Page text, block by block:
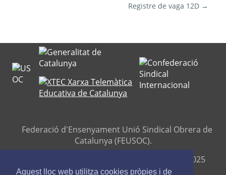
Aquest lloc web utilitza cookies pròpies i de
Registre de vaga 12D →
Federació d'Ensenyament Unió Sindical Obrera de
Catalunya (FEUSOC).
Seu central: C/ Travessera de Gràcia, 276 (08025
Barcelona).